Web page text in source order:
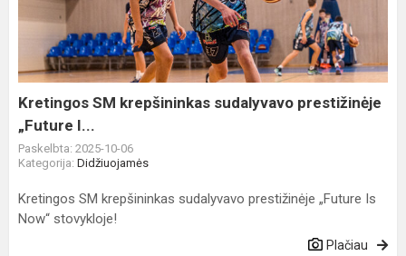
sudalyvavo
prestižinėje
„Future
I...
Kretingos SM krepšininkas sudalyvavo prestižinėje
„Future I...
Paskelbta: 2025-10-06
Kategorija: Didžiuojamės
Kretingos SM krepšininkas sudalyvavo prestižinėje „Future Is
Now“ stovykloje!
Plačiau